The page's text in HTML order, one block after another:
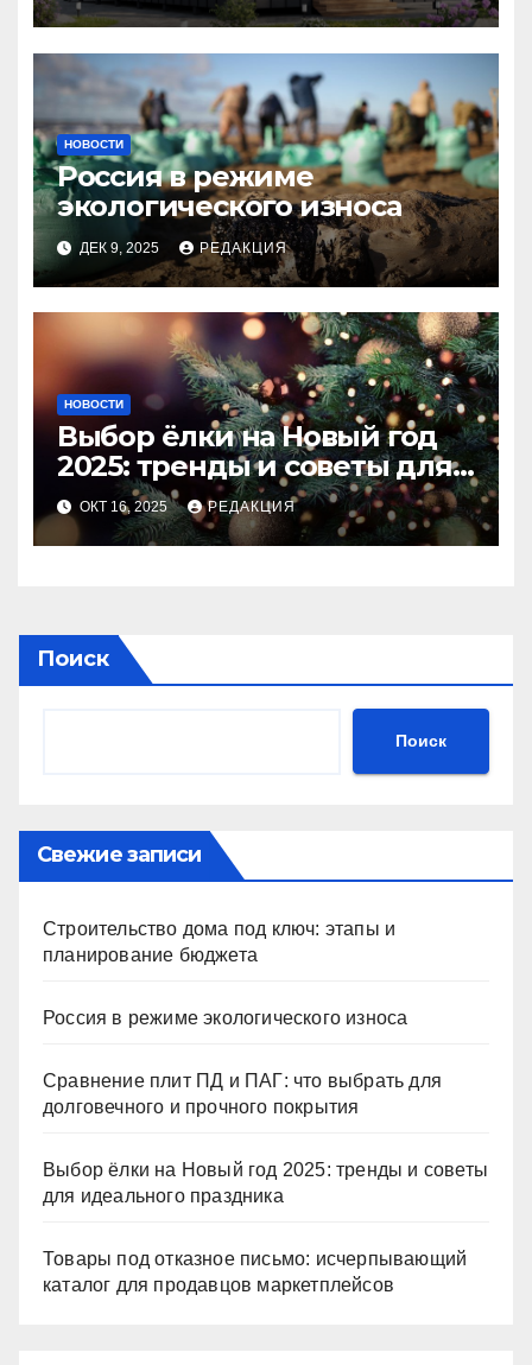
НОВОСТИ
Россия в режиме
экологического износа
ДЕК 9, 2025 РЕДАКЦИЯ
НОВОСТИ
Выбор ёлки на Новый год
2025: тренды и советы для
идеального праздника
ОКТ 16, 2025 РЕДАКЦИЯ
Поиск
Поиск
Свежие записи
Строительство дома под ключ: этапы и
планирование бюджета
Россия в режиме экологического износа
Сравнение плит ПД и ПАГ: что выбрать для
долговечного и прочного покрытия
Выбор ёлки на Новый год 2025: тренды и советы
для идеального праздника
Товары под отказное письмо: исчерпывающий
каталог для продавцов маркетплейсов